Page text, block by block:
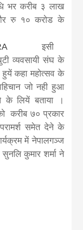
भर करीब ३ लाख
रु १० करोड के
इसी
व्यवसायी संघ के
हुयें कहा महोत्सव के
जो नही हुआ
के लियें बताया ।
करीब ७० प्रकार
समेत देने के
में नेपालगञ्ज
सुनलि कुमार शर्मा ने